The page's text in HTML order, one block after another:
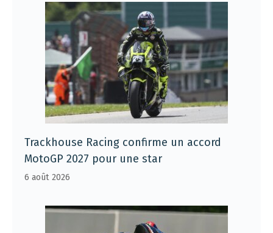
Trackhouse Racing confirme un accord
MotoGP 2027 pour une star
6 août 2026